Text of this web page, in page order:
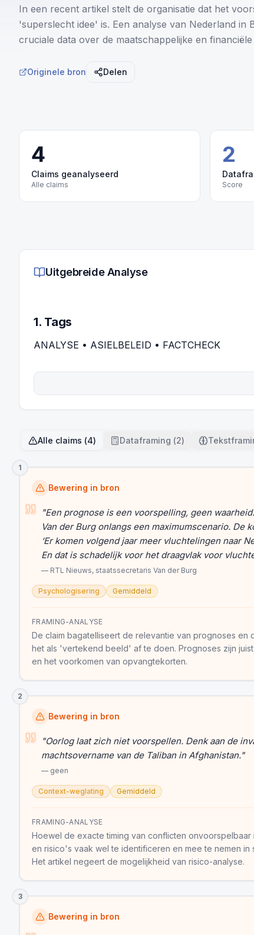
In een recent artikel stelt de organisatie dat het
'superslecht idee' is. Een analyse van Nederland in
cruciale data over de maatschappelijke en
Originele bron Delen
4
Claims geanalyseerd
Alle claims
2
Score
Uitgebreide Analyse
1. Tags
ANALYSE • ASIELBELEID • FACTCHECK
Alle claims (4) Dataframing (2)
1
Bewering in bron
"Een prognose is een voorspelling, geen
Van der Burg onlangs een maximumscenario. De
‘Er komen volgend jaar meer vluchtelingen naar
En dat is schadelijk voor het draagvlak voor
— RTL Nieuws, staatssecretaris Van der Burg
Psychologisering Gemiddeld
FRAMING-ANALYSE
De claim bagatelliseert de relevantie van prognoses
het als 'vertekend beeld' af te doen. Prognoses zijn
en het voorkomen van opvangtekorten.
2
Bewering in bron
"Oorlog laat zich niet voorspellen. Denk aan de
machtsovername van de Taliban in Afghanistan."
— geen
Context-weglating Gemiddeld
FRAMING-ANALYSE
Hoewel de exacte timing van conflicten
en risico's vaak wel te identificeren en mee te nemen in
Het artikel negeert de mogelijkheid van risico-analyse.
3
Bewering in bron